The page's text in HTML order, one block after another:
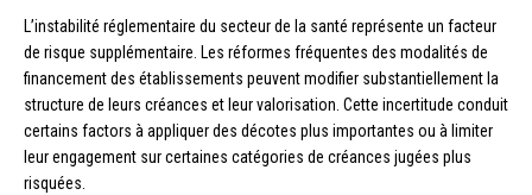
L’instabilité réglementaire du secteur de la santé représente un facteur
de risque supplémentaire. Les réformes fréquentes des modalités de
financement des établissements peuvent modifier substantiellement la
structure de leurs créances et leur valorisation. Cette incertitude conduit
certains factors à appliquer des décotes plus importantes ou à limiter
leur engagement sur certaines catégories de créances jugées plus
risquées.